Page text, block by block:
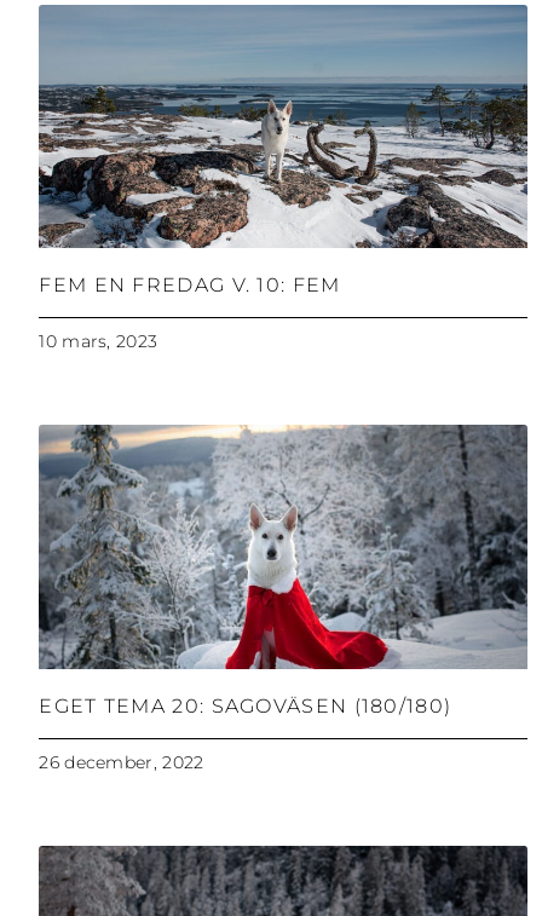
FEM EN FREDAG V. 10: FEM
10 mars, 2023
EGET TEMA 20: SAGOVÄSEN (180/180)
26 december, 2022